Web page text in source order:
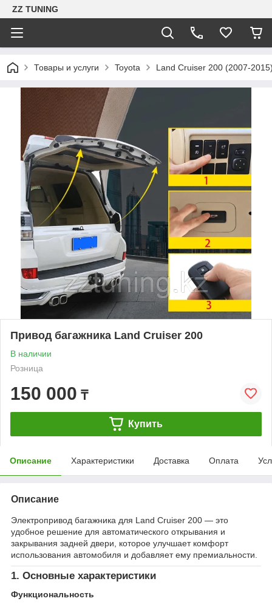
ZZ TUNING
Товары и услуги Toyota Land Cruiser 200 (2007-
Привод багажника Land Cruiser 200
В наличии
Розница
150 000 ₸
Купить
Описание Характеристики Доставка Оплата
Описание
Электропривод багажника для Land Cruiser 200 — это
удобное решение для автоматического открывания и
закрывания задней двери, которое улучшает комфорт
использования автомобиля и добавляет ему премиальности.
1. Основные характеристики
Функциональность